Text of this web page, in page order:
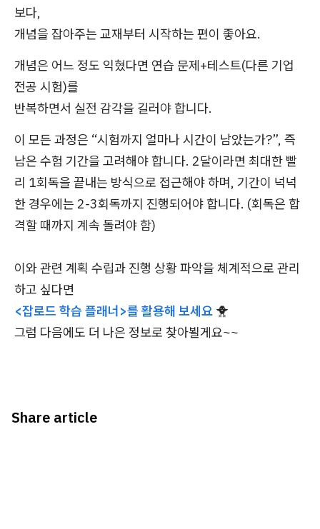
보다,
개념을 잡아주는 교재부터 시작하는 편이 좋아요.
개념은 어느 정도 익혔다면 연습 문제+테스트(다른 기업
전공 시험)를
반복하면서 실전 감각을 길러야 합니다.
이 모든 과정은 “시험까지 얼마나 시간이 남았는가?”, 즉
남은 수험 기간을 고려해야 합니다. 2달이라면 최대한 빨
리 1회독을 끝내는 방식으로 접근해야 하며, 기간이 넉넉
한 경우에는 2-3회독까지 진행되어야 합니다. (회독은 합
격할 때까지 계속 돌려야 함)
이와 관련 계획 수립과 진행 상황 파악을 체계적으로 관리
하고 싶다면
<잡로드 학습 플래너>를 활용해 보세요 🐥
그럼 다음에도 더 나은 정보로 찾아뵐게요~~
Share article